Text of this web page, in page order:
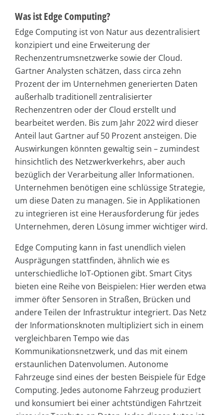
Was ist Edge Computing?
Edge Computing ist von Natur aus dezentralisiert
konzipiert und eine Erweiterung der
Rechenzentrumsnetzwerke sowie der Cloud.
Gartner Analysten schätzen, dass circa zehn
Prozent der im Unternehmen generierten Daten
außerhalb traditionell zentralisierter
Rechenzentren oder der Cloud erstellt und
bearbeitet werden. Bis zum Jahr 2022 wird dieser
Anteil laut Gartner auf 50 Prozent ansteigen. Die
Auswirkungen könnten gewaltig sein – zumindest
hinsichtlich des Netzwerkverkehrs, aber auch
bezüglich der Verarbeitung aller Informationen.
Unternehmen benötigen eine schlüssige Strategie,
um diese Daten zu managen. Sie in Applikationen
zu integrieren ist eine Herausforderung für jedes
Unternehmen, deren Lösung immer wichtiger wird.
Edge Computing kann in fast unendlich vielen
Ausprägungen stattfinden, ähnlich wie es
unterschiedliche IoT-Optionen gibt. Smart Citys
bieten eine Reihe von Beispielen: Hier werden etwa
immer öfter Sensoren in Straßen, Brücken und
andere Teilen der Infrastruktur integriert. Das Netz
der Informationsknoten multipliziert sich in einem
vergleichbaren Tempo wie das
Kommunikationsnetzwerk, und das mit einem
erstaunlichen Datenvolumen. Autonome
Fahrzeuge sind eines der besten Beispiele für Edge
Computing. Jedes autonome Fahrzeug produziert
und konsumiert bei einer achtstündigen Fahrtzeit